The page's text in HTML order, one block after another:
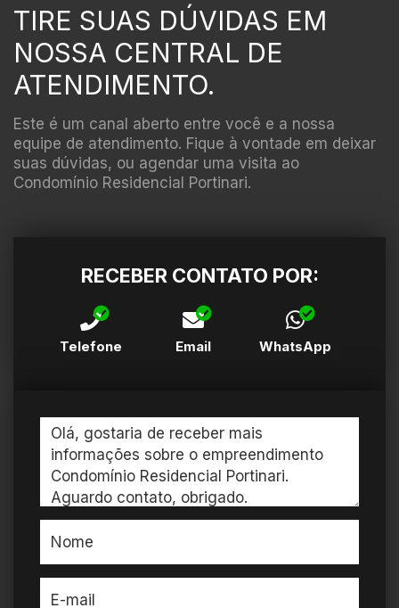
TIRE SUAS DÚVIDAS EM
NOSSA CENTRAL DE
ATENDIMENTO.
Este é um canal aberto entre você e a nossa
equipe de atendimento. Fique à vontade em deixar
suas dúvidas, ou agendar uma visita ao
Condomínio Residencial Portinari.
RECEBER CONTATO POR:
Telefone Email WhatsApp